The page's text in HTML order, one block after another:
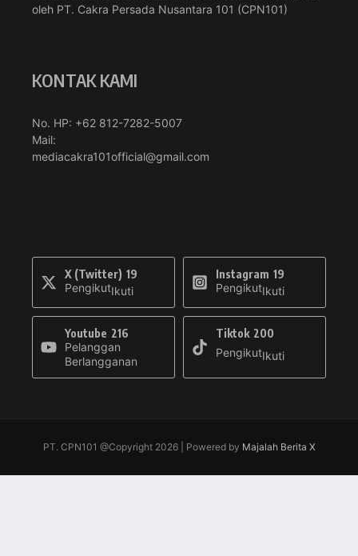
oleh PT. Cakra Persada Nusantara 101 (CPN101)
KONTAK KAMI
No. HP: +62 812-7282-5007
Mail:
mediacakra101official@gmail.com
X (Twitter) 19
PengikutIkuti
Instagram 19
PengikutIkuti
Youtube 216
Pelanggan
Berlangganan
Tiktok 200
PengikutIkuti
PT. CPN101 @Copyright 2026 | Powered by Majalah Berita X